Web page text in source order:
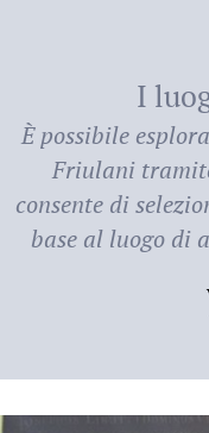
dei
I
È possibile
Friulani
consente di
base al luogo di